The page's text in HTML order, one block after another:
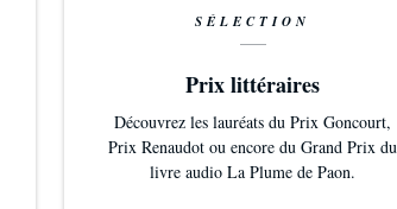
SÉLECTION
Prix littéraires
Découvrez les lauréats du Prix Goncourt,
Prix Renaudot ou encore du Grand Prix du
livre audio La Plume de Paon.